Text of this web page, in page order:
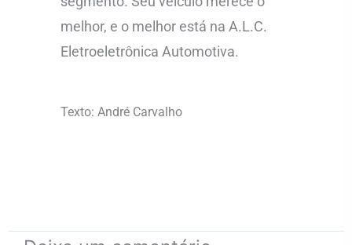
melhor, e o melhor está na A.L.C.
Eletroeletrônica Automotiva.
Texto: André Carvalho